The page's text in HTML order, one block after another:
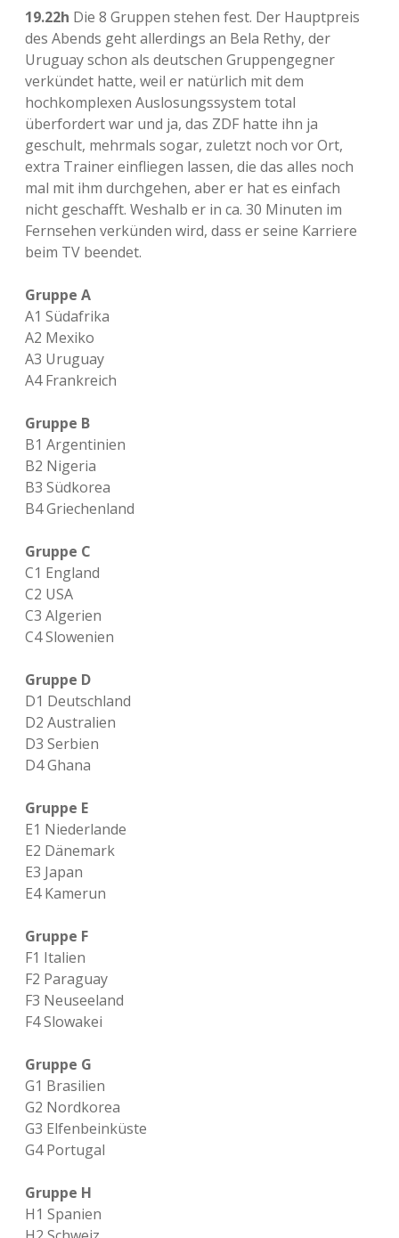
19.22h Die 8 Gruppen stehen fest. Der Hauptpreis
des Abends geht allerdings an Bela Rethy, der
Uruguay schon als deutschen Gruppengegner
verkündet hatte, weil er natürlich mit dem
hochkomplexen Auslosungssystem total
überfordert war und ja, das ZDF hatte ihn ja
geschult, mehrmals sogar, zuletzt noch vor Ort,
extra Trainer einfliegen lassen, die das alles noch
mal mit ihm durchgehen, aber er hat es einfach
nicht geschafft. Weshalb er in ca. 30 Minuten im
Fernsehen verkünden wird, dass er seine Karriere
beim TV beendet.
Gruppe A
A1 Südafrika
A2 Mexiko
A3 Uruguay
A4 Frankreich
Gruppe B
B1 Argentinien
B2 Nigeria
B3 Südkorea
B4 Griechenland
Gruppe C
C1 England
C2 USA
C3 Algerien
C4 Slowenien
Gruppe D
D1 Deutschland
D2 Australien
D3 Serbien
D4 Ghana
Gruppe E
E1 Niederlande
E2 Dänemark
E3 Japan
E4 Kamerun
Gruppe F
F1 Italien
F2 Paraguay
F3 Neuseeland
F4 Slowakei
Gruppe G
G1 Brasilien
G2 Nordkorea
G3 Elfenbeinküste
G4 Portugal
Gruppe H
H1 Spanien